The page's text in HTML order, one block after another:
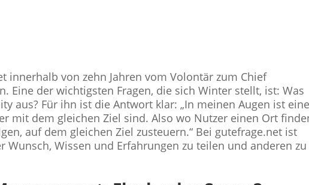
innerhalb von zehn Jahren vom Volontär zum Chief
Eine der wichtigsten Fragen, die sich Winter stellt, ist: Was
aus? Für ihn ist die Antwort klar: „In meinen Augen ist eine
mit dem gleichen Ziel sind. Also wo Nutzer einen Ort
auf dem gleichen Ziel zusteuern.“ Bei gutefrage.net ist
Wunsch, Wissen und Erfahrungen zu teilen und anderen zu